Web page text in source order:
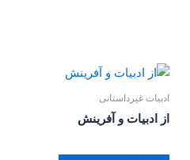
ادبیات غیرداستانی
از ادبیات و آفرینش